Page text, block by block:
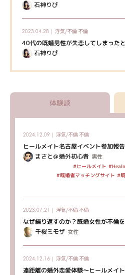
石神りぴ
2023.04.28｜ 浮気/不倫 不倫
40代の既婚男性が失恋してしまった
石神りぴ
体験談
2024.12.09｜ 浮気/不倫 不倫
ヒールメイト名古屋イベント参加報
まさと＠婚外初心者 男性
#ヒールメイト
#既婚者マッチングサイト #
2023.07.21｜ 浮気/不倫 不倫
なぜ繰り返すのか？既婚女性が不倫
千桜ミモザ 女性
2024.12.16｜ 浮気/不倫 不倫
遠距離の婚外恋愛体験～ヒールメイ